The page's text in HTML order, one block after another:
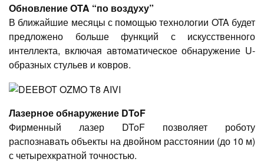
Обновление OTA “по воздуху”
В ближайшие месяцы с помощью технологии OTA будет
предложено больше функций с искусственного
интеллекта, включая автоматическое обнаружение U-
образных стульев и ковров.
Лазерное обнаружение DToF
Фирменный лазер DToF позволяет роботу
распознавать объекты на двойном расстоянии (до 10 м)
с четырехкратной точностью.